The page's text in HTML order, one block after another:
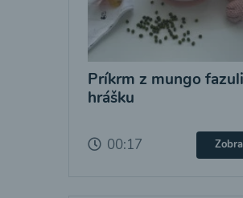
Príkrm z mungo
hrášku
00:17